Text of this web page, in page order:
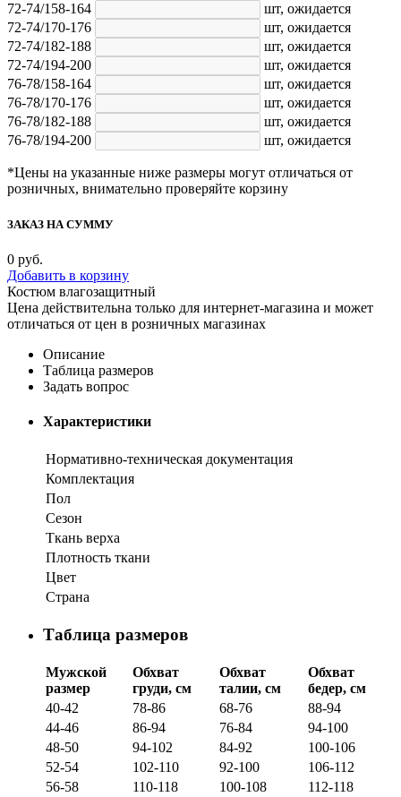
72-74/158-164
шт, ожидается
72-74/170-176
шт, ожидается
72-74/182-188
шт, ожидается
72-74/194-200
шт, ожидается
76-78/158-164
шт, ожидается
76-78/170-176
шт, ожидается
76-78/182-188
шт, ожидается
76-78/194-200
шт, ожидается
*Цены на указанные ниже размеры могут отличаться от
розничных, внимательно проверяйте корзину
ЗАКАЗ НА СУММУ
0 руб.
Добавить в корзину
Костюм влагозащитный
Цена действительна только для интернет-магазина и может
отличаться от цен в розничных магазинах
Описание
Таблица размеров
Задать вопрос
Характеристики
Нормативно-техническая документация
Комплектация
Пол
Сезон
Ткань верха
Плотность ткани
Цвет
Страна
Таблица размеров
Мужской
размер
Обхват
груди, см
Обхват
талии, см
Обхват
бедер, см
40-42
78-86 68-76
88-94
44-46
86-94 76-84
94-100
48-50
94-102 84-92
100-106
52-54
102-110 92-100
106-112
56-58
110-118 100-108
112-118